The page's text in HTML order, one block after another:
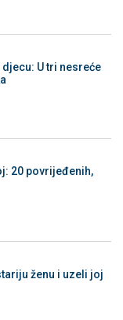
U tri nesreće
20 povrijeđenih,
ženu i uzeli joj